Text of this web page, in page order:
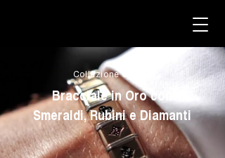
Collezione Casinò
Bracciale in Oro con
Smeraldi, Rubini e Diamanti